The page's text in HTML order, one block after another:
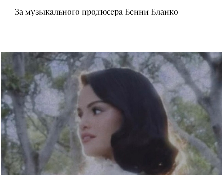
За музыкального продюсера Бенни Бланко